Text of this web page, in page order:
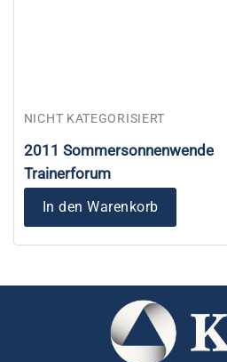
NICHT KATEGORISIERT
2011 Sommersonnenwende
Trainerforum
In den Warenkorb